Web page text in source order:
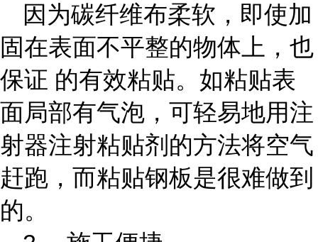
因为碳纤维布柔软，即使加
固在表面不平整的物体上，也
保证 的有效粘贴。如粘贴表
面局部有气泡，可轻易地用注
射器注射粘贴剂的方法将空气
赶跑，而粘贴钢板是很难做到
的。